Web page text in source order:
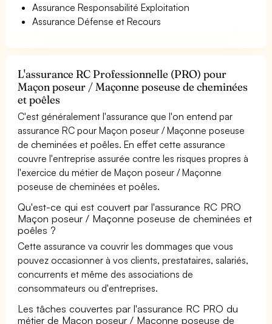
Assurance Responsabilité Exploitation
Assurance Défense et Recours
L'assurance RC Professionnelle (PRO) pour
Maçon poseur / Maçonne poseuse de cheminées
et poêles
C'est généralement l'assurance que l'on entend par
assurance RC pour Maçon poseur / Maçonne poseuse
de cheminées et poêles. En effet cette assurance
couvre l'entreprise assurée contre les risques propres à
l'exercice du métier de Maçon poseur / Maçonne
poseuse de cheminées et poêles.
Qu'est-ce qui est couvert par l'assurance RC PRO
Maçon poseur / Maçonne poseuse de cheminées et
poêles ?
Cette assurance va couvrir les dommages que vous
pouvez occasionner à vos clients, prestataires, salariés,
concurrents et même des associations de
consommateurs ou d'entreprises.
Les tâches couvertes par l'assurance RC PRO du
métier de Maçon poseur / Maçonne poseuse de